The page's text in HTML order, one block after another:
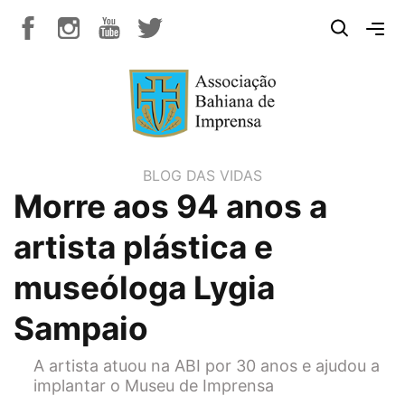
BLOG DAS VIDAS
Morre aos 94 anos a
artista plástica e
museóloga Lygia
Sampaio
A artista atuou na ABI por 30 anos e ajudou a
implantar o Museu de Imprensa